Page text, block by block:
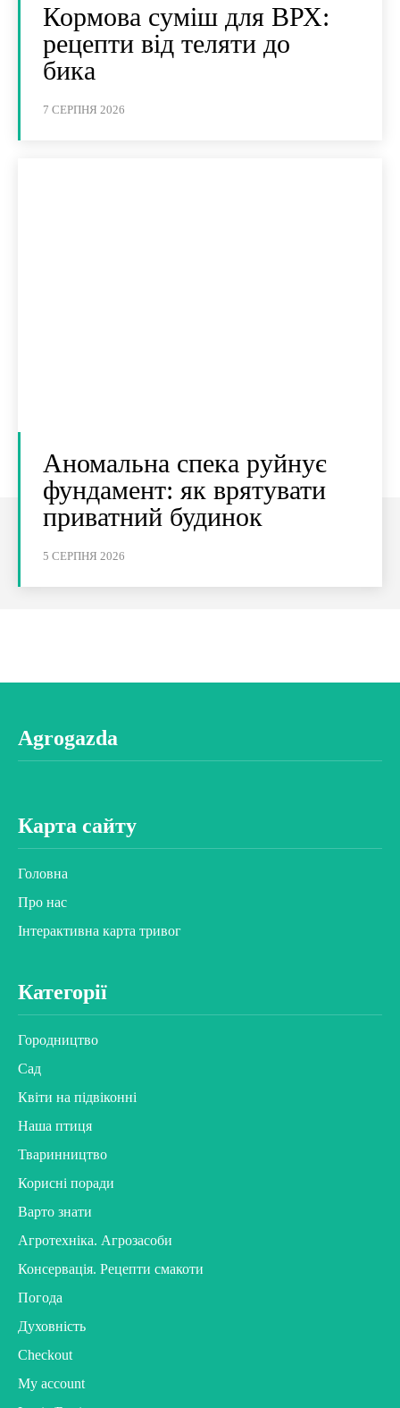
Кормова суміш для ВРХ:
рецепти від теляти до
бика
7 СЕРПНЯ 2026
Аномальна спека руйнує
фундамент: як врятувати
приватний будинок
5 СЕРПНЯ 2026
Agrogazda
Карта сайту
Головна
Про нас
Інтерактивна карта тривог
Категорії
Городництво
Сад
Квіти на підвіконні
Наша птиця
Тваринництво
Корисні поради
Варто знати
Агротехніка. Агрозасоби
Консервація. Рецепти смакоти
Погода
Духовність
Checkout
My account